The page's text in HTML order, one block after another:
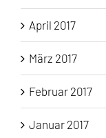
April 2017
März 2017
Februar 2017
Januar 2017